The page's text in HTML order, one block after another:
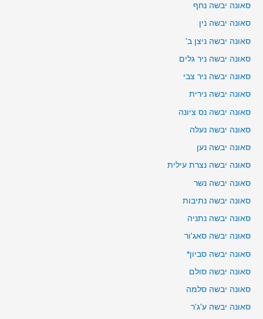
סאונה יבשה נחף
סאונה יבשה נין
סאונה יבשה ניצן ב'
סאונה יבשה ניר גלים
סאונה יבשה ניר צבי
סאונה יבשה נירית
סאונה יבשה נס ציונה
סאונה יבשה נעלה
סאונה יבשה נען
סאונה יבשה נצרת עילית
סאונה יבשה נשר
סאונה יבשה נתיבות
סאונה יבשה נתניה
סאונה יבשה סאג'ור
סאונה יבשה סביון*
סאונה יבשה סולם
סאונה יבשה סלמה
סאונה יבשה ע'ג'ר